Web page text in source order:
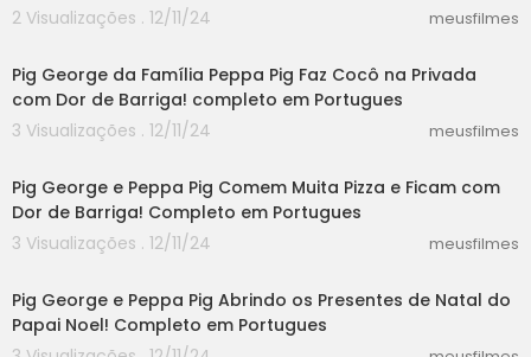
2 Visualizações . 12/11/24
meusfilmes
Pig George da Família Peppa Pig Faz Cocô na Privada
com Dor de Barriga! completo em Portugues
3 Visualizações . 12/11/24
meusfilmes
Pig George e Peppa Pig Comem Muita Pizza e Ficam com
Dor de Barriga! Completo em Portugues
3 Visualizações . 12/11/24
meusfilmes
Pig George e Peppa Pig Abrindo os Presentes de Natal do
Papai Noel! Completo em Portugues